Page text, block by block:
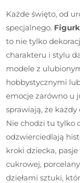
Każde święto, od
specjalnego.
to nie tylko
charakteru i stylu
modele z
hobbystycznymi
emocje zarówno u
sprawiają, że każdy
Nie chodzi tu tylko
odzwierciedlają
kroki dziecka,
cukrowej,
dziełami sztuki,